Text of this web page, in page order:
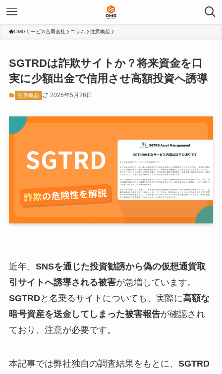
OMGサービス合同会社 コラム 注意喚起
SGTRDは詐欺サイトか？将来資金を口
実に少額出金で信用させ高額投資へ誘導
注意喚起 2026年5月26日
近年、 SNSを通じた投資勧誘から偽の仮想通貨取
引サイトへ誘導される被害が急増しています。
SGTRDと名乗るサイトについても、実際に高額な
暗号資産を送金してしまった被害報告が確認され
ており、注意が必要です。
本記事では弊社独自の調査結果をもとに、 SGTRD